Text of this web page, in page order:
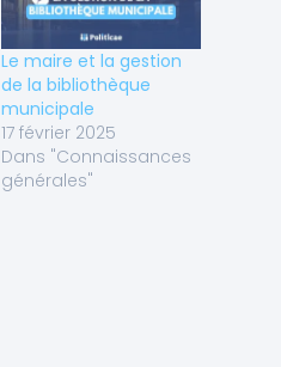
Le maire et la gestion
de la bibliothèque
municipale
17 février 2025
Dans "Connaissances
générales"